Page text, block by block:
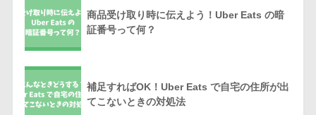
商品受け取り時に伝えよう！Uber Eats の暗
証番号って何？
補足すればOK！Uber Eats で自宅の住所が出
てこないときの対処法